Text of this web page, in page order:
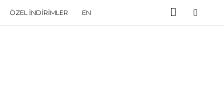
ÖZEL İNDIRIMLER EN